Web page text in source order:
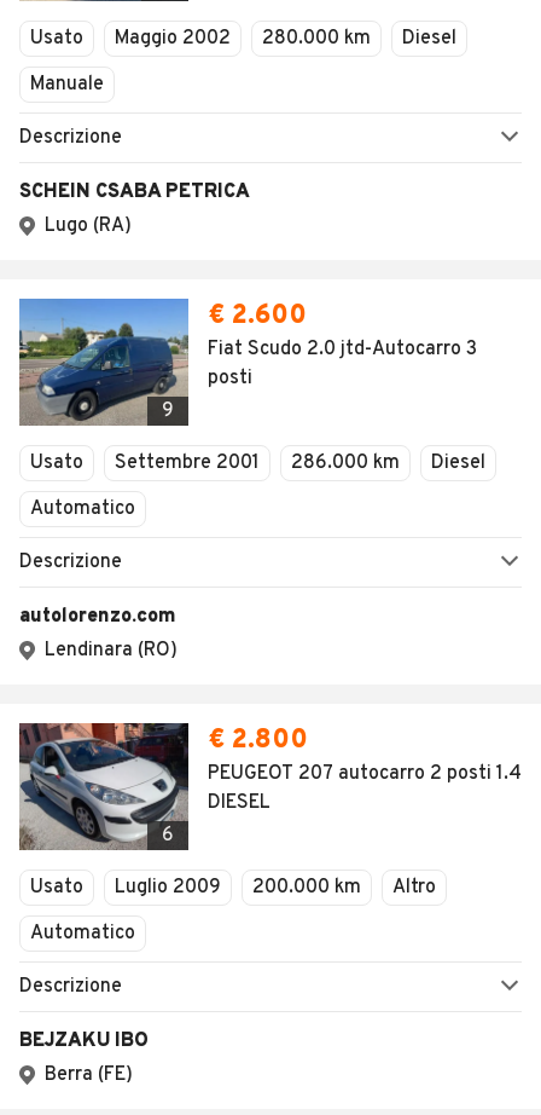
Usato Maggio 2002 280.000 km
Diesel
Manuale
Descrizione
SCHEIN CSABA PETRICA
Lugo (RA)
9
€ 2.600
Fiat Scudo 2.0 jtd-Autocarro 3
posti
Usato Settembre 2001 286.000 km
Diesel
Automatico
Descrizione
autolorenzo.com
Lendinara (RO)
6
€ 2.800
PEUGEOT 207 autocarro 2 posti 1.4
DIESEL
Usato Luglio 2009 200.000 km
Altro
Automatico
Descrizione
BEJZAKU IBO
Berra (FE)